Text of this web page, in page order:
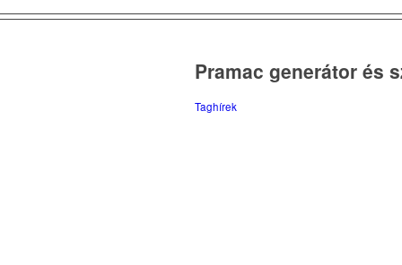
Pramac generátor és
Taghírek